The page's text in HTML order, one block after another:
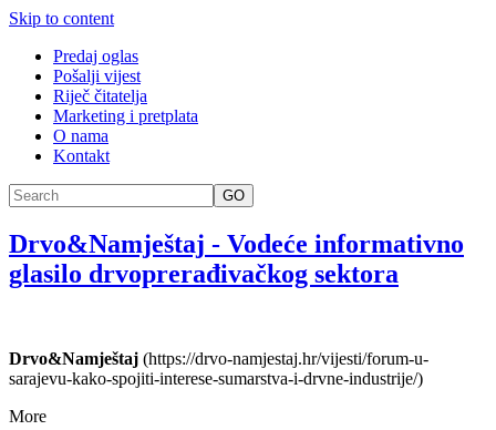
Skip to content
Predaj oglas
Pošalji vijest
Riječ čitatelja
Marketing i pretplata
O nama
Kontakt
GO
Drvo&Namještaj - Vodeće informativno
glasilo drvoprerađivačkog sektora
Drvo&Namještaj (https://drvo-namjestaj.hr/vijesti/forum-u-
sarajevu-kako-spojiti-interese-sumarstva-i-drvne-industrije/)
More